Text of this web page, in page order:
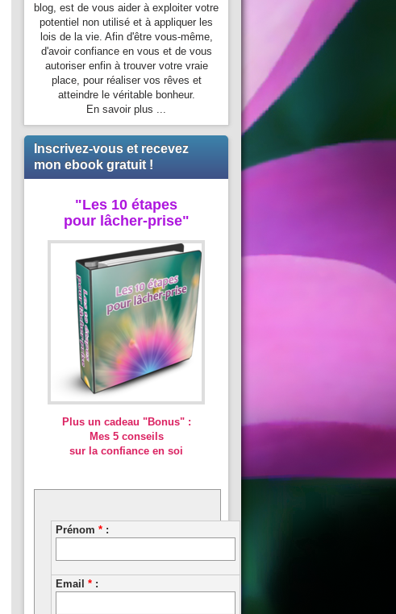
blog, est de vous aider à exploiter votre
potentiel non utilisé et à appliquer les
lois de la vie. Afin d'être vous-même,
d'avoir confiance en vous et de vous
autoriser enfin à trouver votre vraie
place, pour réaliser vos rêves et
atteindre le véritable bonheur.
En savoir plus ...
Inscrivez-vous et recevez
mon ebook gratuit !
"Les 10 étapes
pour lâcher-prise"
Plus un cadeau "Bonus" :
Mes 5 conseils
sur la confiance en soi
Prénom * :
Email * :